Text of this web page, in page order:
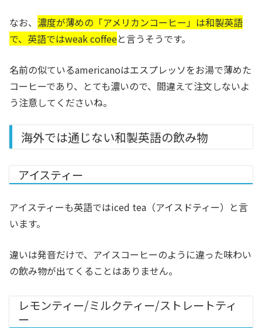
なお、 濃度が薄めの「アメリカンコーヒー」は和製英語
で、英語ではweak coffeeと言うそうです。
名前の似ているamericanoはエスプレッソをお湯で薄めた
コーヒーであり、とても濃いので、間違えて注文しないよ
う注意してくださいね。
海外では通じない和製英語の飲み物
アイスティー
アイスティーも英語ではiced tea（アイスドティー）と言
います。
違いは発音だけで、アイスコーヒーのように違った味わい
の飲み物が出てくることはありません。
レモンティー/ミルクティー/ストレートティ
ー